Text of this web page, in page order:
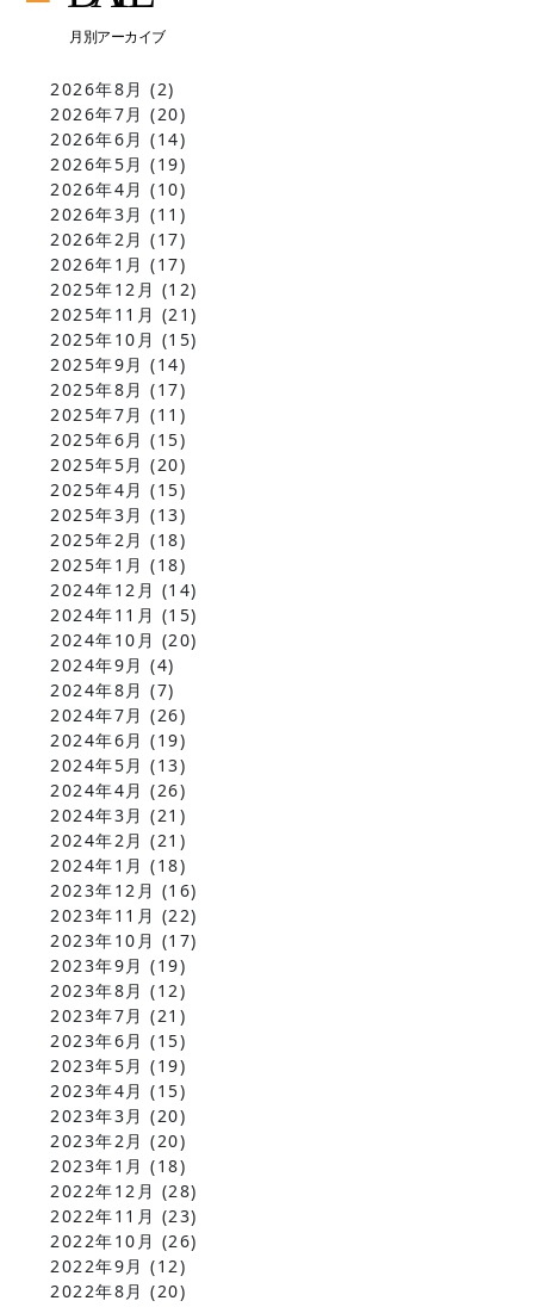
2026年8月 (2)
2026年7月 (20)
2026年6月 (14)
2026年5月 (19)
2026年4月 (10)
2026年3月 (11)
2026年2月 (17)
2026年1月 (17)
2025年12月 (12)
2025年11月 (21)
2025年10月 (15)
2025年9月 (14)
2025年8月 (17)
2025年7月 (11)
2025年6月 (15)
2025年5月 (20)
2025年4月 (15)
2025年3月 (13)
2025年2月 (18)
2025年1月 (18)
2024年12月 (14)
2024年11月 (15)
2024年10月 (20)
2024年9月 (4)
2024年8月 (7)
2024年7月 (26)
2024年6月 (19)
2024年5月 (13)
2024年4月 (26)
2024年3月 (21)
2024年2月 (21)
2024年1月 (18)
2023年12月 (16)
2023年11月 (22)
2023年10月 (17)
2023年9月 (19)
2023年8月 (12)
2023年7月 (21)
2023年6月 (15)
2023年5月 (19)
2023年4月 (15)
2023年3月 (20)
2023年2月 (20)
2023年1月 (18)
2022年12月 (28)
2022年11月 (23)
2022年10月 (26)
2022年9月 (12)
2022年8月 (20)